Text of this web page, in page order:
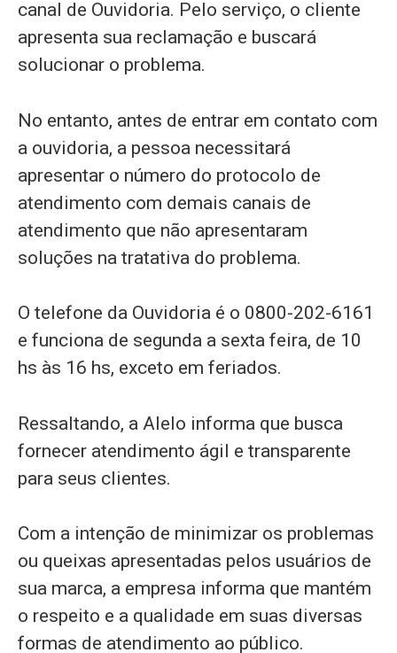
canal de Ouvidoria. Pelo serviço, o cliente
apresenta sua reclamação e buscará
solucionar o problema.
No entanto, antes de entrar em contato com
a ouvidoria, a pessoa necessitará
apresentar o número do protocolo de
atendimento com demais canais de
atendimento que não apresentaram
soluções na tratativa do problema.
O telefone da Ouvidoria é o 0800-202-6161
e funciona de segunda a sexta feira, de 10
hs às 16 hs, exceto em feriados.
Ressaltando, a Alelo informa que busca
fornecer atendimento ágil e transparente
para seus clientes.
Com a intenção de minimizar os problemas
ou queixas apresentadas pelos usuários de
sua marca, a empresa informa que mantém
o respeito e a qualidade em suas diversas
formas de atendimento ao público.